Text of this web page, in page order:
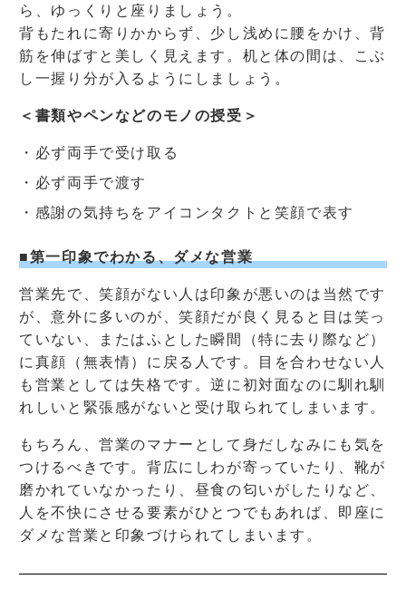
ら、ゆっくりと座りましょう。
背もたれに寄りかからず、少し浅めに腰をかけ、背
筋を伸ばすと美しく見えます。机と体の間は、こぶ
し一握り分が入るようにしましょう。
＜書類やペンなどのモノの授受＞
・必ず両手で受け取る
・必ず両手で渡す
・感謝の気持ちをアイコンタクトと笑顔で表す
■第一印象でわかる、ダメな営業
営業先で、笑顔がない人は印象が悪いのは当然です
が、意外に多いのが、笑顔だが良く見ると目は笑っ
ていない、またはふとした瞬間（特に去り際など）
に真顔（無表情）に戻る人です。目を合わせない人
も営業としては失格です。逆に初対面なのに馴れ馴
れしいと緊張感がないと受け取られてしまいます。
もちろん、営業のマナーとして身だしなみにも気を
つけるべきです。背広にしわが寄っていたり、靴が
磨かれていなかったり、昼食の匂いがしたりなど、
人を不快にさせる要素がひとつでもあれば、即座に
ダメな営業と印象づけられてしまいます。